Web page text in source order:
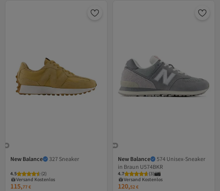
New Balance 327 Sneaker
4.5 (2)
Gratis Versand
Versand Kostenlos
115,77€
New Balance
574 Unisex-Sneaker
in Braun U574BKR
4.7 (3)
Versand Kostenlos
Gratis Versand
Versand Kostenlos
120,52€